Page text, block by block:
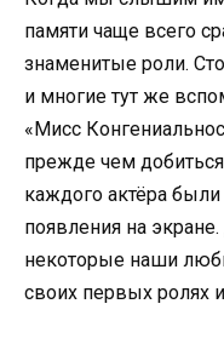
памяти чаще всего
знаменитые роли.
и многие тут же
«Мисс
прежде чем
каждого актёра
появления на
некоторые наши
своих первых ролях